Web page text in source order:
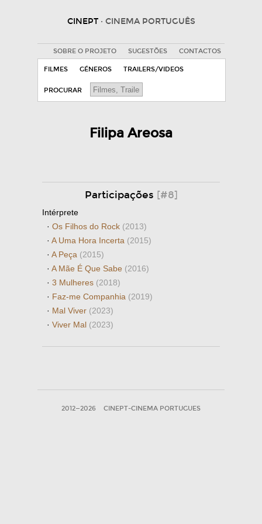
CINEPT · CINEMA PORTUGUÊS
SOBRE O PROJETO SUGESTÕES CONTACTOS
FILMES GÉNEROS TRAILERS/VIDEOS
PROCURAR
Filipa Areosa
Participações [#8]
Intérprete
· Os Filhos do Rock (2013)
· A Uma Hora Incerta (2015)
· A Peça (2015)
· A Mãe É Que Sabe (2016)
· 3 Mulheres (2018)
· Faz-me Companhia (2019)
· Mal Viver (2023)
· Viver Mal (2023)
2012—2026 CINEPT-CINEMA PORTUGUES